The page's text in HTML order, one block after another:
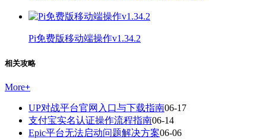
Pi免费版移动端操作v1.34.2
相关攻略
More+
UP对战平台官网入口与下载指南06-17
支付宝实名认证操作流程指南06-14
Epic平台无法启动问题解决方案06-06